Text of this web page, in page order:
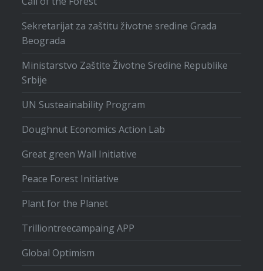
Sekretarijat za zaštitu životne sredine Grada
Beograda
Ministarstvo Zaštite Životne Sredine Republike
Srbije
UN Susteainability Program
Doughnut Economics Action Lab
Great green Wall Initiative
Peace Forest Initiative
Plant for the Planet
Trilliontreecampaing APP
Global Optimism